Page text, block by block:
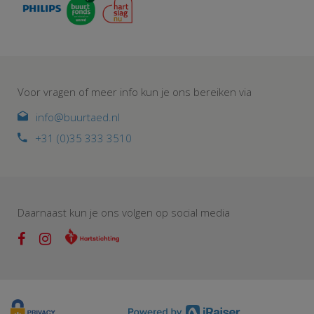
Voor vragen of meer info kun je ons bereiken via
info@buurtaed.nl
+31 (0)35 333 3510
Daarnaast kun je ons volgen op social media